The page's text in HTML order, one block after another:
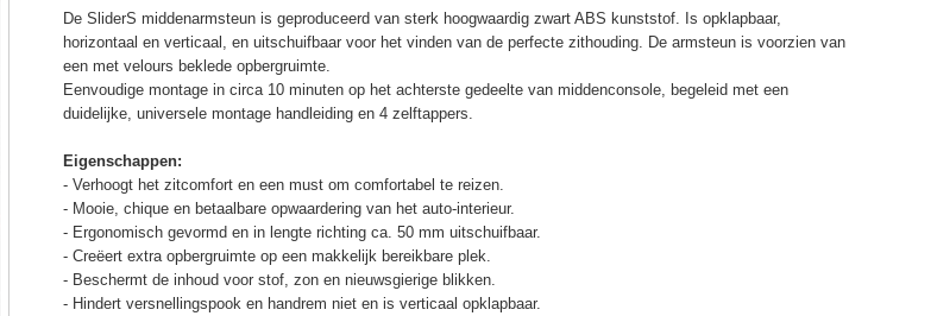
De SliderS middenarmsteun is geproduceerd van sterk hoogwaardig zwart ABS kunststof. Is opklapbaar,
horizontaal en verticaal, en uitschuifbaar voor het vinden van de perfecte zithouding. De armsteun is voorzien van
een met velours beklede opbergruimte.
Eenvoudige montage in circa 10 minuten op het achterste gedeelte van middenconsole, begeleid met een
duidelijke, universele montage handleiding en 4 zelftappers.
Eigenschappen:
- Verhoogt het zitcomfort en een must om comfortabel te reizen.
- Mooie, chique en betaalbare opwaardering van het auto-interieur.
- Ergonomisch gevormd en in lengte richting ca. 50 mm uitschuifbaar.
- Creëert extra opbergruimte op een makkelijk bereikbare plek.
- Beschermt de inhoud voor stof, zon en nieuwsgierige blikken.
- Hindert versnellingspook en handrem niet en is verticaal opklapbaar.